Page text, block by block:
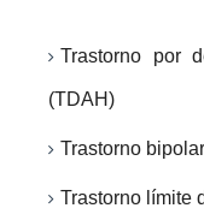
Trastorno por
(TDAH)
Trastorno bipolar
Trastorno límite